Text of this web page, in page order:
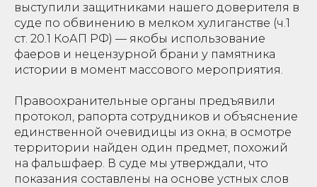
выступили защитниками нашего доверителя в
суде по обвинению в мелком хулиганстве (ч.1
ст. 20.1 КоАП РФ) — якобы использование
фаеров и нецензурной брани у памятника
истории в момент массового мероприятия.
Правоохранительные органы предъявили
протокол, рапорта сотрудников и объяснение
единственной очевидицы из окна; в осмотре
территории найден один предмет, похожий
на фальшфаер. В суде мы утверждали, что
показания составлены на основе устных слов